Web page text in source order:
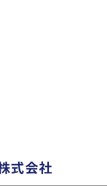
式会社